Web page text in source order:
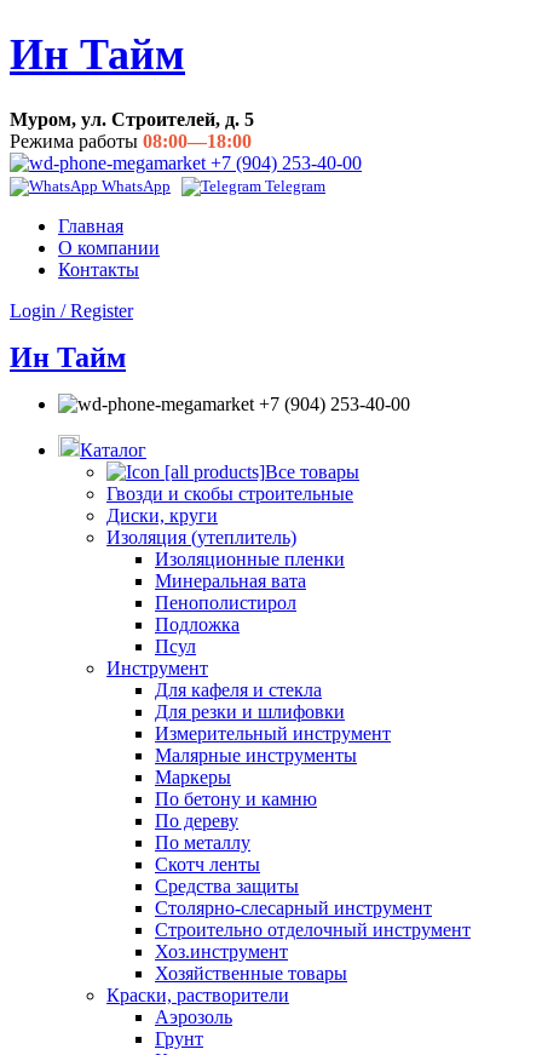
Ин Тайм
Муром, ул. Строителей, д. 5
Режима работы 08:00—18:00
+7 (904) 253-40-00
WhatsApp Telegram
Главная
О компании
Контакты
Login / Register
Ин Тайм
+7 (904) 253-40-00
Каталог
Все товары
Гвозди и скобы строительные
Диски, круги
Изоляция (утеплитель)
Изоляционные пленки
Минеральная вата
Пенополистирол
Подложка
Псул
Инструмент
Для кафеля и стекла
Для резки и шлифовки
Измерительный инструмент
Малярные инструменты
Маркеры
По бетону и камню
По дереву
По металлу
Скотч ленты
Средства защиты
Столярно-слесарный инструмент
Строительно отделочный инструмент
Хоз.инструмент
Хозяйственные товары
Краски, растворители
Аэрозоль
Грунт